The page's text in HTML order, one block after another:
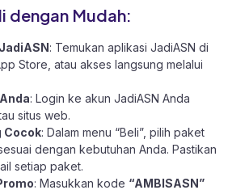
dengan Mudah:
: Temukan aplikasi JadiASN di
Store , atau akses langsung melalui
: Login ke akun JadiASN Anda
situs web.
Cocok: Dalam menu “Beli”, pilih paket
dengan kebutuhan Anda. Pastikan
setiap paket.
: Masukkan kode “AMBISASN”